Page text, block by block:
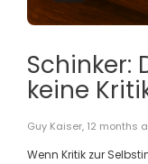
Schinker:
keine
Guy Kaiser, 12 months
Wenn Kritik zur